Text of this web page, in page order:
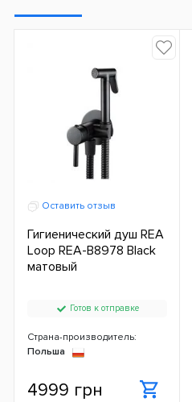
Оставить отзыв
Гигиенический душ REA
Loop REA-B8978 Black
матовый
Готов к отправке
Страна-производитель:
Польша
4999 грн